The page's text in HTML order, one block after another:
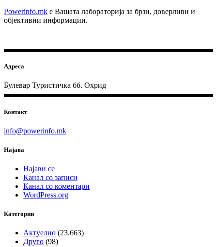
Powerinfo.mk e Вашата лабораторија за брзи, доверливи и
објективни информации.
Адреса
Булевар Туристичка бб. Охрид
Контакт
info@powerinfo.mk
Најава
Најави се
Канал со записи
Канал со коментари
WordPress.org
Категории
Актуелно (23.663)
Друго (98)